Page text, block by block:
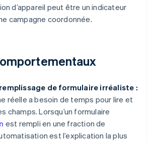
d’appareil peut être un indicateur
campagne coordonnée.
de formulaire irréaliste :
réelle a besoin de temps pour lire et
champs. Lorsqu’un formulaire
est rempli en une fraction de
est l’explication la plus